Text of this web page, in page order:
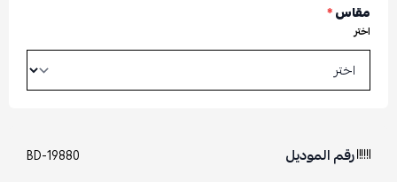
مقاس*
اختر
رقم الموديل BD-19880